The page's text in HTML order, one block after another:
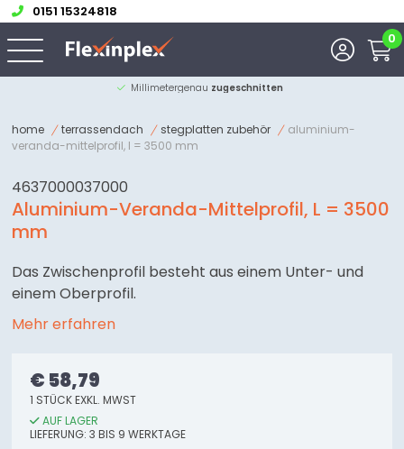
0151 15324818
0
Millimetergenau zugeschnitten
home terrassendach stegplatten zubehör
aluminium-
veranda-mittelprofil, l = 3500 mm
4637000037000
Aluminium-Veranda-Mittelprofil, L = 3500
mm
Das Zwischenprofil besteht aus einem Unter- und
einem Oberprofil.
Mehr erfahren
€ 58,79
1 STÜCK EXKL. MWST
AUF LAGER
LIEFERUNG: 3 BIS 9 WERKTAGE